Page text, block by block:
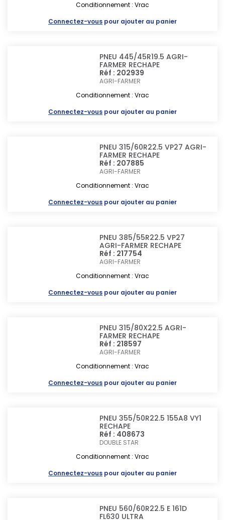
Conditionnement : Vrac
Connectez-vous pour ajouter au panier
PNEU 445/45R19.5 AGRI-
FARMER RECHAPE
Réf : 202939
AGRI-FARMER
Conditionnement : Vrac
Connectez-vous pour ajouter au panier
PNEU 315/60R22.5 VP27 AGRI-
FARMER RECHAPE
Réf : 207885
AGRI-FARMER
Conditionnement : Vrac
Connectez-vous pour ajouter au panier
PNEU 385/55R22.5 VP27
AGRI-FARMER RECHAPE
Réf : 217754
AGRI-FARMER
Conditionnement : Vrac
Connectez-vous pour ajouter au panier
PNEU 315/80X22.5 AGRI-
FARMER RECHAPE
Réf : 218597
AGRI-FARMER
Conditionnement : Vrac
Connectez-vous pour ajouter au panier
PNEU 355/50R22.5 155A8 VY1
RECHAPE
Réf : 408673
DOUBLE STAR
Conditionnement : Vrac
Connectez-vous pour ajouter au panier
PNEU 560/60R22.5 E 161D
FL630 ULTRA